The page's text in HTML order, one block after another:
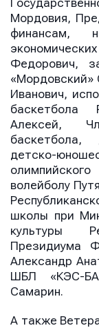
Мордовия,
финансам,
Федорович,
Иванович,
баскетбола
Алексей,
баскетбола,
детско-
волейболу
школы при
культуры
Президиума
Александр
ШБЛ «КЭС-
Самарин.
А также
Телефон
Сообщение
Нажимая
условиями
Телефон
Сообщение
Нажимая
условиями
Телефон
Сообщение
Нажимая